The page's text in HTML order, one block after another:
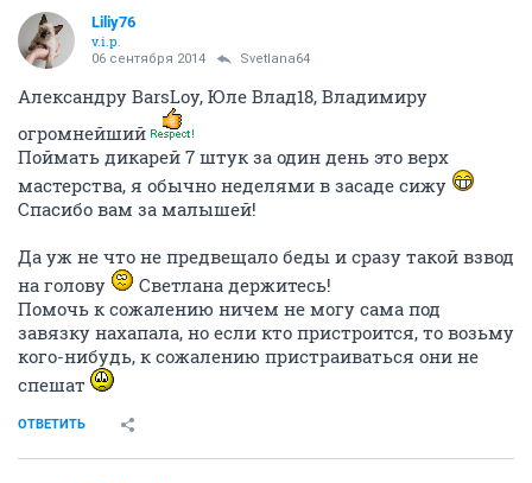
Liliy76
v.i.p.
06 сентября 2014 Svetlana64
Александру BarsLoy, Юле Влад18, Владимиру
огромнейший
Поймать дикарей 7 штук за один день это верх
мастерства, я обычно неделями в засаде сижу
Спасибо вам за малышей!
Да уж не что не предвещало беды и сразу такой взвод
на голову
Светлана держитесь!
Помочь к сожалению ничем не могу сама под
завязку нахапала, но если кто пристроится, то возьму
кого-нибудь, к сожалению пристраиваться они не
спешат
ОТВЕТИТЬ